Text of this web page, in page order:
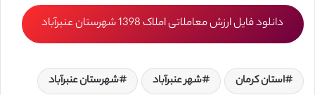
دانلود فایل ارزش معاملاتی املاک 1398 شهرستان عنبرآباد
استان کرمان شهر عنبرآباد
شهرستان عنبرآباد